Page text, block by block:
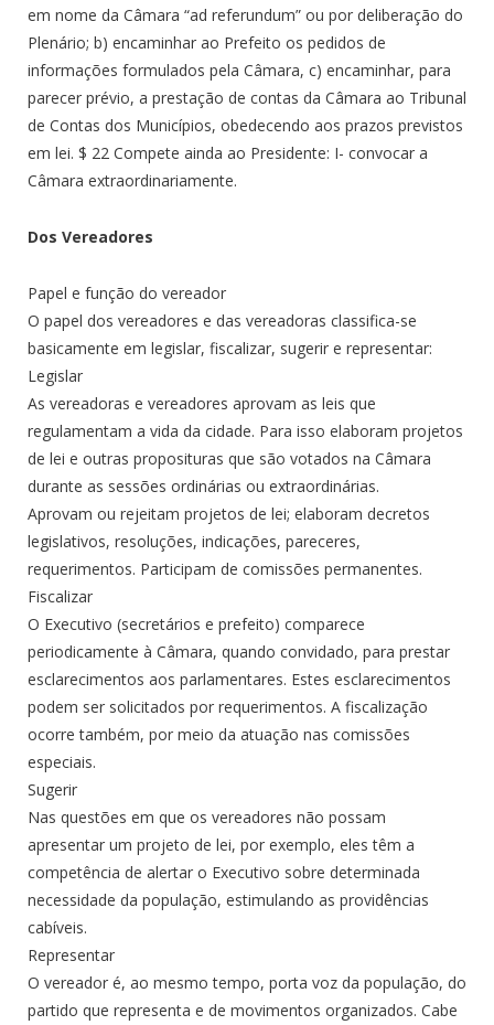
em nome da Câmara “ad referundum” ou por deliberação do
Plenário; b) encaminhar ao Prefeito os pedidos de
informações formulados pela Câmara, c) encaminhar, para
parecer prévio, a prestação de contas da Câmara ao Tribunal
de Contas dos Municípios, obedecendo aos prazos previstos
em lei. $ 22 Compete ainda ao Presidente: I- convocar a
Câmara extraordinariamente.
Dos Vereadores
Papel e função do vereador
O papel dos vereadores e das vereadoras classifica-se
basicamente em legislar, fiscalizar, sugerir e representar:
Legislar
As vereadoras e vereadores aprovam as leis que
regulamentam a vida da cidade. Para isso elaboram projetos
de lei e outras proposituras que são votados na Câmara
durante as sessões ordinárias ou extraordinárias.
Aprovam ou rejeitam projetos de lei; elaboram decretos
legislativos, resoluções, indicações, pareceres,
requerimentos. Participam de comissões permanentes.
Fiscalizar
O Executivo (secretários e prefeito) comparece
periodicamente à Câmara, quando convidado, para prestar
esclarecimentos aos parlamentares. Estes esclarecimentos
podem ser solicitados por requerimentos. A fiscalização
ocorre também, por meio da atuação nas comissões
especiais.
Sugerir
Nas questões em que os vereadores não possam
apresentar um projeto de lei, por exemplo, eles têm a
competência de alertar o Executivo sobre determinada
necessidade da população, estimulando as providências
cabíveis.
Representar
O vereador é, ao mesmo tempo, porta voz da população, do
partido que representa e de movimentos organizados. Cabe